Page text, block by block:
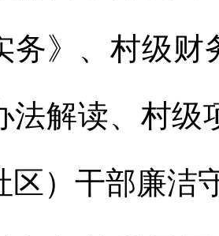
务》、村级财
法解读、村级
区）干部廉洁